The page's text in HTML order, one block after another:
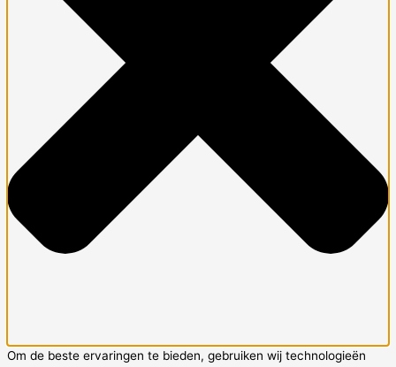
Om de beste ervaringen te bieden, gebruiken wij technologieën